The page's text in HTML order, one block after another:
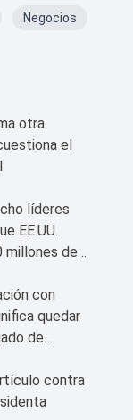
Negocios
otra
el
líderes
EE.UU.
millones de
con
quedar
de
contra